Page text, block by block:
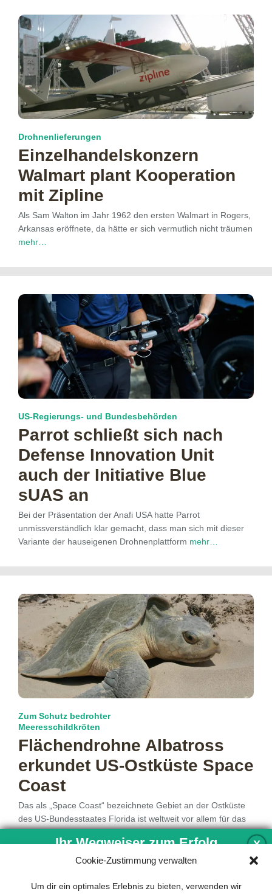
Cookie-Zustimmung verwalten
Um dir ein optimales Erlebnis zu bieten, verwenden wir
Drohnenlieferungen
Einzelhandelskonzern
Walmart plant Kooperation
mit Zipline
Als Sam Walton im Jahr 1962 den ersten Walmart in Rogers,
Arkansas eröffnete, da hätte er sich vermutlich nicht träumen
mehr…
US-Regierungs- und Bundesbehörden
Parrot schließt sich nach
Defense Innovation Unit
auch der Initiative Blue
sUAS an
Bei der Präsentation der Anafi USA hatte Parrot
unmissverständlich klar gemacht, dass man sich mit dieser
Variante der hauseigenen Drohnenplattform mehr…
Zum Schutz bedrohter
Meeresschildkröten
Flächendrohne Albatross
erkundet US-Ostküste Space
Coast
Das als „Space Coast“ bezeichnete Gebiet an der Ostküste
des US-Bundesstaates Florida ist weltweit vor allem für das
Kennedy Spacemehr…
1 2 3 4 5
X
Ihr Wegweiser zum Erfolg